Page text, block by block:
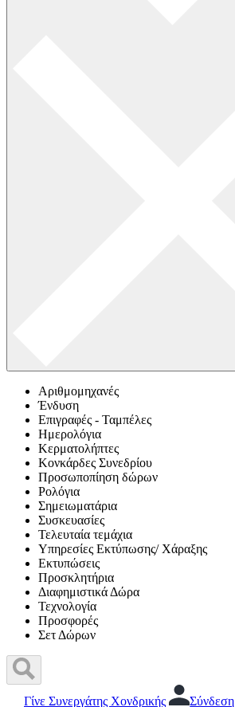
Αριθμομηχανές
Ένδυση
Επιγραφές - Ταμπέλες
Ημερολόγια
Κερματολήπτες
Κονκάρδες Συνεδρίου
Προσωποπίηση δώρων
Ρολόγια
Σημειωματάρια
Συσκευασίες
Τελευταία τεμάχια
Υπηρεσίες Εκτύπωσης/ Χάραξης
Εκτυπώσεις
Προσκλητήρια
Διαφημιστικά Δώρα
Τεχνολογία
Προσφορές
Σετ Δώρων
Γίνε Συνεργάτης Χονδρικής Σύνδεση